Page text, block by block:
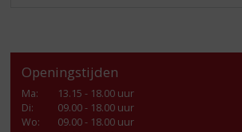
Openingstijden
Ma:
13.15 - 18.00 uur
Di:
09.00 - 18.00 uur
Wo:
09.00 - 18.00 uur